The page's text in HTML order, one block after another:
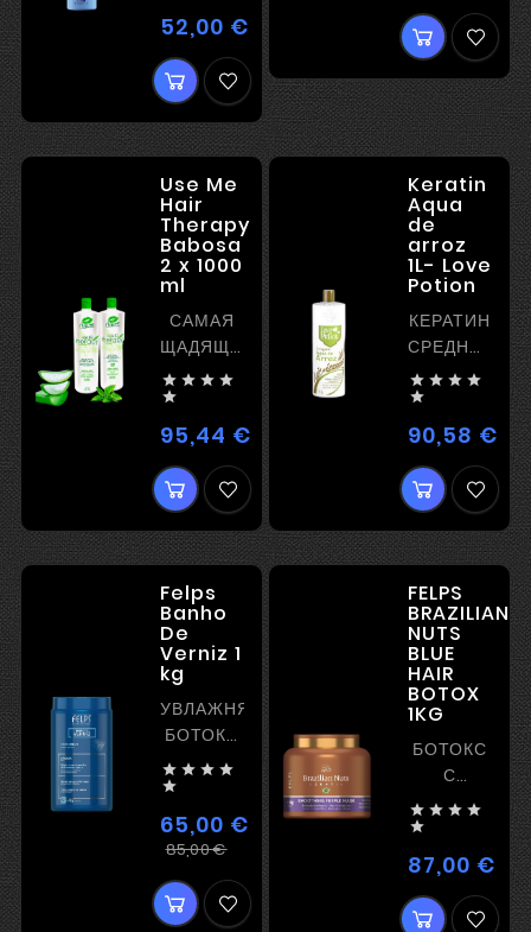
52,00 €Цена
Use Me
Hair
Therapy
Babosa
2 x 1000
ml
САМАЯ
ЩАДЯЩАЯ
ОРГАНИКА
УВЛАЖНЕНИЕ
И
РЕКОНСТРУКЦИЯ
   

95,44 €Цена
Keratin
Aqua
de
arroz
1L- Love
Potion
КЕРАТИН
СРЕДНЕЙ
МОЩНОСТИ
ИДЕАЛЕН
ДЛЯ
БЛОНДА
   

90,58 €
Felps
Banho
De
Verniz 1
kg
УВЛАЖНЯЮЩИЙ
БОТОКС
С
БЛЕСКОМ
БЕЗ
ВЫПРЯМЛЕНИЯ
   

65,00 €
85,00 €
Регулярная
цена
Цена
FELPS
BRAZILIAN
NUTS
BLUE
HAIR
BOTOX
1KG
БОТОКС
С
ПИГМЕНТОМ
   

87,00 €